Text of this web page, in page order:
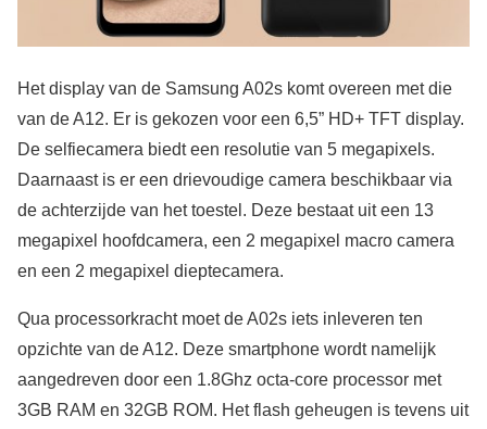
Het display van de Samsung A02s komt overeen met die
van de A12. Er is gekozen voor een 6,5” HD+ TFT display.
De selfiecamera biedt een resolutie van 5 megapixels.
Daarnaast is er een drievoudige camera beschikbaar via
de achterzijde van het toestel. Deze bestaat uit een 13
megapixel hoofdcamera, een 2 megapixel macro camera
en een 2 megapixel dieptecamera.
Qua processorkracht moet de A02s iets inleveren ten
opzichte van de A12. Deze smartphone wordt namelijk
aangedreven door een 1.8Ghz octa-core processor met
3GB RAM en 32GB ROM. Het flash geheugen is tevens uit